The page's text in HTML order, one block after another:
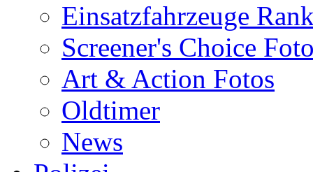
Einsatzfahrzeuge
Screener's Choice
Art & Action Fotos
Oldtimer
News